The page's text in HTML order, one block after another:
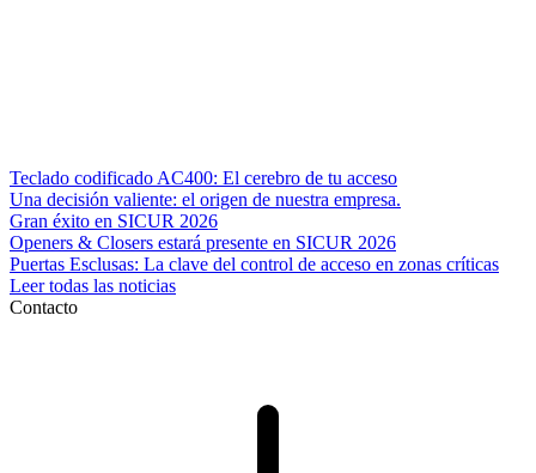
Teclado codificado AC400: El cerebro de tu acceso
Una decisión valiente: el origen de nuestra empresa.
Gran éxito en SICUR 2026
Openers & Closers estará presente en SICUR 2026
Puertas Esclusas: La clave del control de acceso en zonas críticas
Leer todas las noticias
Contacto